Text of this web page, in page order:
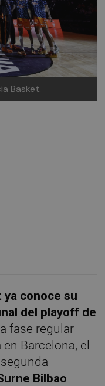
Basket.
ya conoce su
del playoff de
fase regular
Barcelona, el
Bilbao